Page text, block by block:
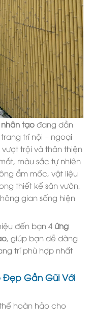
tạo đang dần
trí nội – ngoại
trội và thân thiện
màu sắc tự nhiên
ẩm mốc, vật liệu
thiết kế sân vườn,
gian sống hiện
đến bạn 4 ứng
, giúp bạn dễ dàng
trí phù hợp nhất
Đẹp Gần Gũi Với
hoàn hảo cho